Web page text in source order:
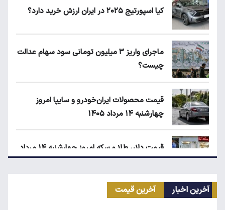
کیا اسپورتیج ۲۰۲۵ در ایران ارزش خرید دارد؟
ماجرای واریز ۳ میلیون تومانی سود سهام عدالت
چیست؟
قیمت محصولات ایران‌خودرو و سایپا امروز
چهارشنبه ۱۴ مرداد ۱۴۰۵
قیمت دلار، طلا و سکه امروز چهارشنبه ۱۴ مرداد
۱۴۰۵
آخرین اخبار آخرین قیمت